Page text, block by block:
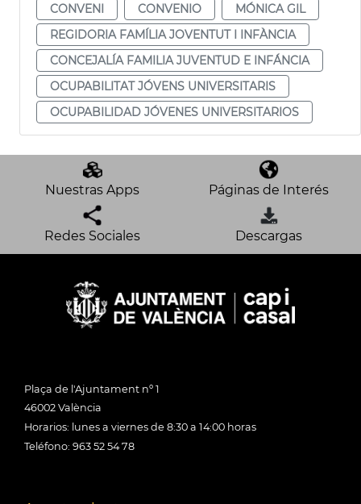
CONVENI
CONVENIO
MÓNICA GIL
REGIDORIA FAMÍLIA JOVENTUT I INFÀNCIA
CONCEJALÍA FAMILIA JUVENTUD E INFÁNCIA
OCUPABILITAT JÓVENS UNIVERSITARIS
OCUPABILIDAD JÓVENES UNIVERSITARIOS
Nuestras Apps Páginas de Interés
Redes Sociales Descargas
Plaça de l'Ajuntament nº 1
46002 València
Horarios: lunes a viernes de 8:30 a 14:00 horas
Teléfono: 963 52 54 78